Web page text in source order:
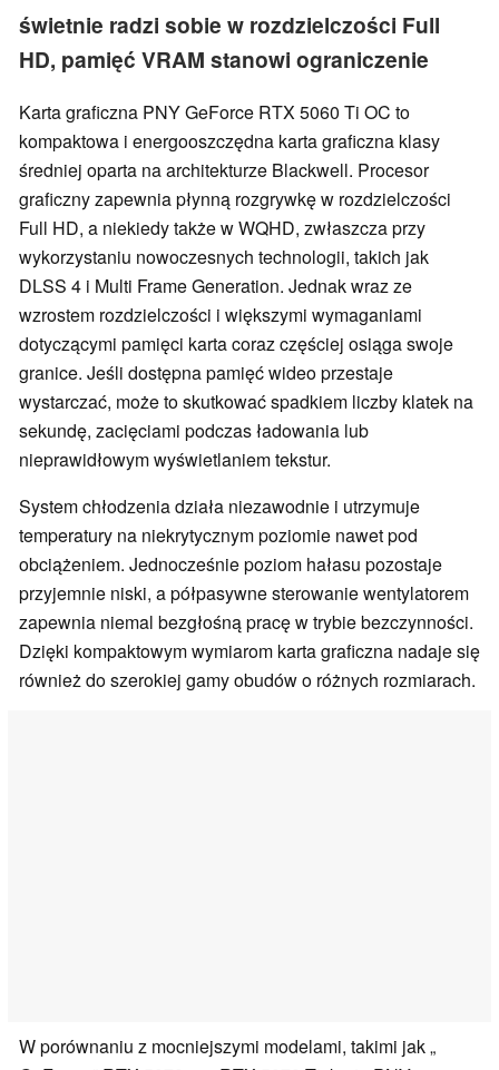
świetnie radzi sobie w rozdzielczości Full
HD, pamięć VRAM stanowi ograniczenie
Karta graficzna PNY GeForce RTX 5060 Ti OC to
kompaktowa i energooszczędna karta graficzna klasy
średniej oparta na architekturze Blackwell. Procesor
graficzny zapewnia płynną rozgrywkę w rozdzielczości
Full HD, a niekiedy także w WQHD, zwłaszcza przy
wykorzystaniu nowoczesnych technologii, takich jak
DLSS 4 i Multi Frame Generation. Jednak wraz ze
wzrostem rozdzielczości i większymi wymaganiami
dotyczącymi pamięci karta coraz częściej osiąga swoje
granice. Jeśli dostępna pamięć wideo przestaje
wystarczać, może to skutkować spadkiem liczby klatek na
sekundę, zacięciami podczas ładowania lub
nieprawidłowym wyświetlaniem tekstur.
System chłodzenia działa niezawodnie i utrzymuje
temperatury na niekrytycznym poziomie nawet pod
obciążeniem. Jednocześnie poziom hałasu pozostaje
przyjemnie niski, a półpasywne sterowanie wentylatorem
zapewnia niemal bezgłośną pracę w trybie bezczynności.
Dzięki kompaktowym wymiarom karta graficzna nadaje się
również do szerokiej gamy obudów o różnych rozmiarach.
W porównaniu z mocniejszymi modelami, takimi jak „